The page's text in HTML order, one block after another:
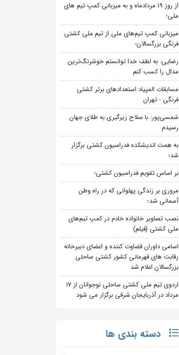
از روز 19 مردادماه و به میزبانی کمپ تیم های
ملی؛
میزبانی کمپ تیم‌های ملی از تیم ملی کشتی
فرنگی بزرگسالان؛
رضایی: به لطف خدا توانستم خوشرنگ‌ترین
مدال را کسب کنم
مسابقات المپیاد استعدادهای برتر کشتی
فرنگی - تهران
شمسی‌پور: با سلاح زیرگیری به طلای جهان
رسیدم
به همت اندیشکده فدراسیون کشتی برگزار
شد؛
بر اساس تقویم فدراسیون کشتی؛
مروری بر زندگی پهلوانی که در راه وطن
آسمانی شد؛
نصب تصاویر خانواده خادم در کمپ تیم‌های
ملی کشتی (فیلم)
اسامی داوران قضاوت کننده و اعضای دبیرخانه
رقابت های قهرمانی کشور کشتی ساحلی
بزرگسالان اعلام شد
اردوی تیم ملی کشتی ساحلی نوجوانان از 17
مرداد در آذربایجان شرقی برگزار می شود
دسته بندی ها